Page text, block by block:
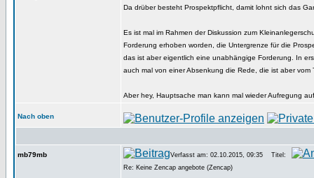
Da drüber besteht Prospektpflicht, damit lohnt sich das
Es ist mal im Rahmen der Diskussion zum
Forderung erhoben worden, die Untergrenze für die
das ist aber eigentlich eine unabhängige Forderung. In
auch mal von einer Absenkung die Rede, die ist aber vom
Aber hey, Hauptsache man kann mal wieder Aufregung
Nach oben
mb79mb Verfasst am: 02.10.2015, 09:35
Titel:
Re: Keine Zencap angebote (Zencap)